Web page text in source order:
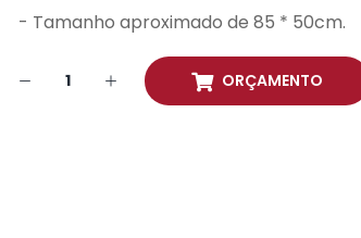
- Tamanho aproximado de 85 * 50cm.
ORÇAMENTO